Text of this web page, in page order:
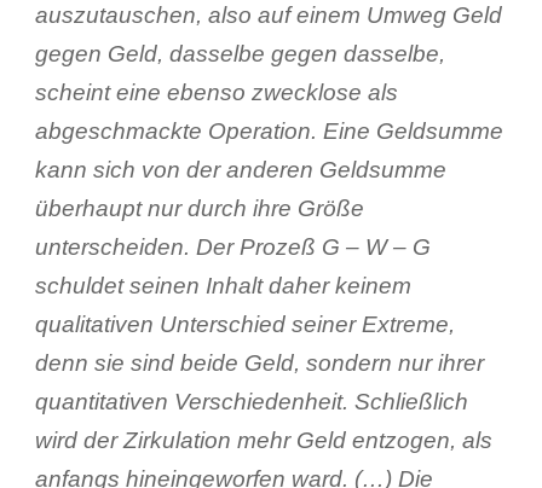
auszutauschen, also auf einem Umweg Geld
gegen Geld, dasselbe gegen dasselbe,
scheint eine ebenso zwecklose als
abgeschmackte Operation. Eine Geldsumme
kann sich von der anderen Geldsumme
überhaupt nur durch ihre Größe
unterscheiden. Der Prozeß G – W – G
schuldet seinen Inhalt daher keinem
qualitativen Unterschied seiner Extreme,
denn sie sind beide Geld, sondern nur ihrer
quantitativen Verschiedenheit. Schließlich
wird der Zirkulation mehr Geld entzogen, als
anfangs hineingeworfen ward. (…) Die